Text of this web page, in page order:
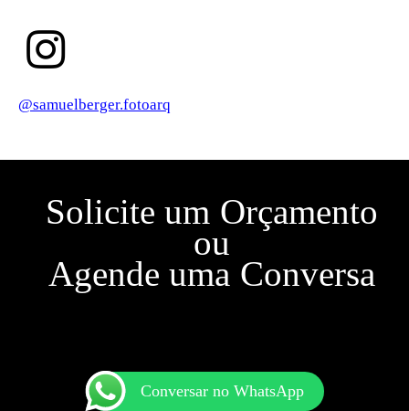
@samuelberger.fotoarq
Solicite um Orçamento
ou
Agende uma Conversa
Conversar no WhatsApp